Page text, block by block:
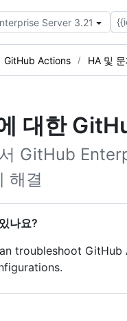
Server 3.21
GitHub Actions HA 및
대한
GitHub
해결
나요?
troubleshoot